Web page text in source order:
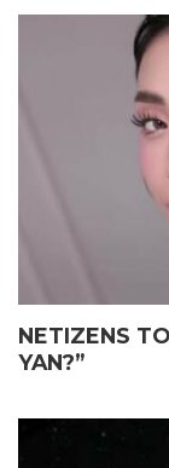
NETIZENS
YAN?”